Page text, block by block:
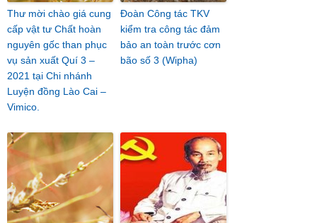
Thư mời chào giá cung
cấp vật tư Chất hoàn
nguyên gốc than phục
vụ sản xuất Quí 3 –
2021 tại Chi nhánh
Luyện đồng Lào Cai –
Vimico.
Đoàn Công tác TKV
kiểm tra công tác đảm
bảo an toàn trước cơn
bão số 3 (Wipha)